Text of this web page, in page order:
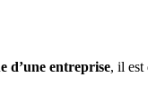
d’une entreprise, il est